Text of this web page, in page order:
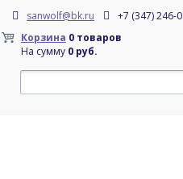
sanwolf@bk.ru +7 (347) 246-
Корзина 0 товаров
На сумму 0 руб.